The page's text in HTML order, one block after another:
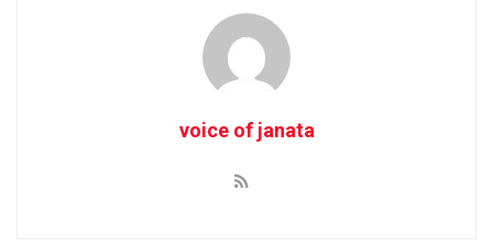
voice of janata